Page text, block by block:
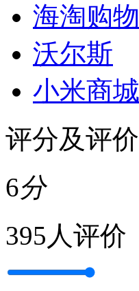
海淘购
沃尔斯
小米商
评分及评价
6分
395人评价